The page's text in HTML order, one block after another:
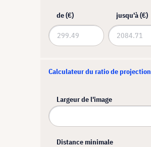
de (€) jusqu'à (€)
Calculateur du ratio de projection
Largeur de l'image
Distance minimale